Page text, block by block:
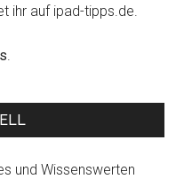
ihr auf ipad-tipps.de.
.
und Wissenswerten